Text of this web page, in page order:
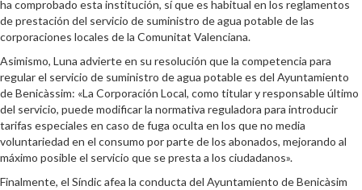
ha comprobado esta institución, sí que es habitual en los reglamentos
de prestación del servicio de suministro de agua potable de las
corporaciones locales de la Comunitat Valenciana.
Asimismo, Luna advierte en su resolución que la competencia para
regular el servicio de suministro de agua potable es del Ayuntamiento
de Benicàssim: «La Corporación Local, como titular y responsable último
del servicio, puede modificar la normativa reguladora para introducir
tarifas especiales en caso de fuga oculta en los que no media
voluntariedad en el consumo por parte de los abonados, mejorando al
máximo posible el servicio que se presta a los ciudadanos».
Finalmente, el Síndic afea la conducta del Ayuntamiento de Benicàsim